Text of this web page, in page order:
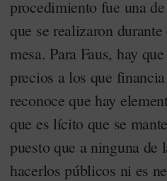
procedimiento fue una
que se realizaron
mesa. Para Faus, hay
precios a los que
reconoce que hay
que es lícito que se
puesto que a ninguna de
hacerlos públicos ni es